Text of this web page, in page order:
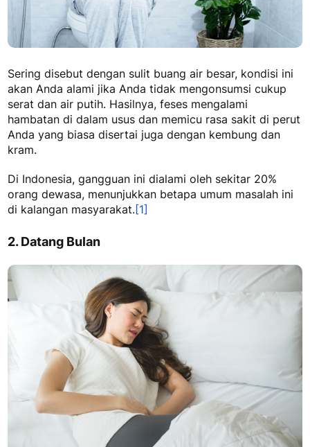
Sering disebut dengan sulit buang air besar, kondisi ini
akan Anda alami jika Anda tidak mengonsumsi cukup
serat dan air putih. Hasilnya, feses mengalami
hambatan di dalam usus dan memicu rasa sakit di perut
Anda yang biasa disertai juga dengan kembung dan
kram.
Di Indonesia, gangguan ini dialami oleh sekitar 20%
orang dewasa, menunjukkan betapa umum masalah ini
di kalangan masyarakat.[1]
2. Datang Bulan